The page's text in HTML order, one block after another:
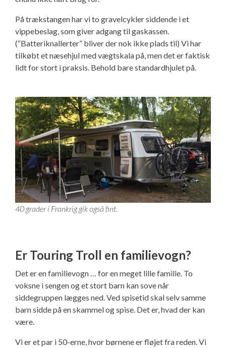
På trækstangen har vi to gravelcykler siddende i et
vippebeslag, som giver adgang til gaskassen.
(“Batteriknallerter” bliver der nok ikke plads til) Vi har
tilkøbt et næsehjul med vægtskala på, men det er faktisk
lidt for stort i praksis. Behold bare standardhjulet på.
40 grader i Frankrig gik også fint.
Er Touring Troll en familievogn?
Det er en familievogn … for en meget lille familie. To
voksne i sengen og et stort barn kan sove når
siddegruppen lægges ned. Ved spisetid skal selv samme
barn sidde på en skammel og spise. Det er, hvad der kan
være.
Vi er et par i 50-erne, hvor børnene er fløjet fra reden. Vi